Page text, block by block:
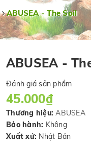
ABUSEA - The Soil
ABUSEA -
Đánh giá sản phẩm
45.000₫
Thương hiệu: ABUSEA
Bảo hành: Không
Xuất xứ: Nhật Bản